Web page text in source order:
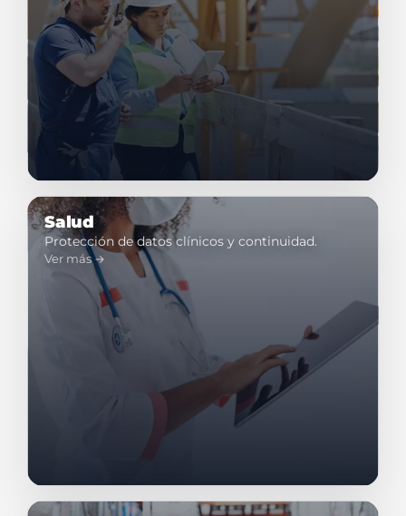
Salud
Protección de datos clínicos y continuidad.
Ver más →